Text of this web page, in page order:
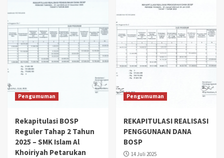
Pengumuman
Rekapitulasi BOSP
Reguler Tahap 2 Tahun
2025 – SMK Islam Al
Khoiriyah Petarukan
Pengumuman
REKAPITULASI REALISASI
PENGGUNAAN DANA
BOSP
14 Juli 2025